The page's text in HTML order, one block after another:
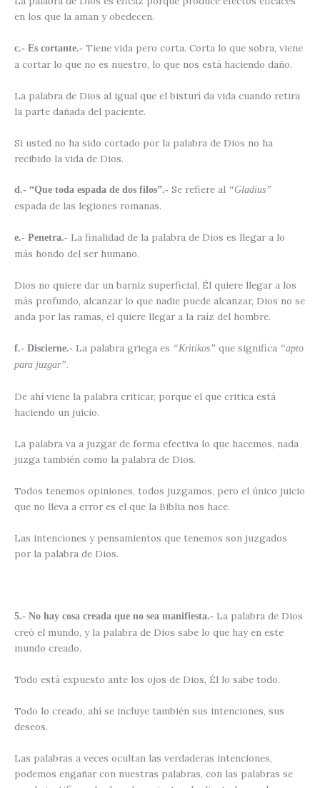
en los que la aman y obedecen.
c.- Es cortante.- Tiene vida pero corta. Corta lo que sobra, viene
a cortar lo que no es nuestro, lo que nos está haciendo daño.
La palabra de Dios al igual que el bisturí da vida cuando retira
la parte dañada del paciente.
Si usted no ha sido cortado por la palabra de Dios no ha
recibido la vida de Dios.
d.- “Que toda espada de dos filos”.- Se refiere al “Gladius”
espada de las legiones romanas.
e.- Penetra.- La finalidad de la palabra de Dios es llegar a lo
más hondo del ser humano.
Dios no quiere dar un barniz superficial, Él quiere llegar a los
más profundo, alcanzar lo que nadie puede alcanzar, Dios no se
anda por las ramas, el quiere llegar a la raíz del hombre.
f.- Discierne.- La palabra griega es “Kritikos” que significa “apto
para juzgar”.
De ahí viene la palabra criticar, porque el que critica está
haciendo un juicio.
La palabra va a juzgar de forma efectiva lo que hacemos, nada
juzga también como la palabra de Dios.
Todos tenemos opiniones, todos juzgamos, pero el único juicio
que no lleva a error es el que la Biblia nos hace.
Las intenciones y pensamientos que tenemos son juzgados
por la palabra de Dios.
5.- No hay cosa creada que no sea manifiesta.- La palabra de Dios
creó el mundo, y la palabra de Dios sabe lo que hay en este
mundo creado.
Todo está expuesto ante los ojos de Dios, Él lo sabe todo.
Todo lo creado, ahí se incluye también sus intenciones, sus
deseos.
Las palabras a veces ocultan las verdaderas intenciones,
podemos engañar con nuestras palabras, con las palabras se